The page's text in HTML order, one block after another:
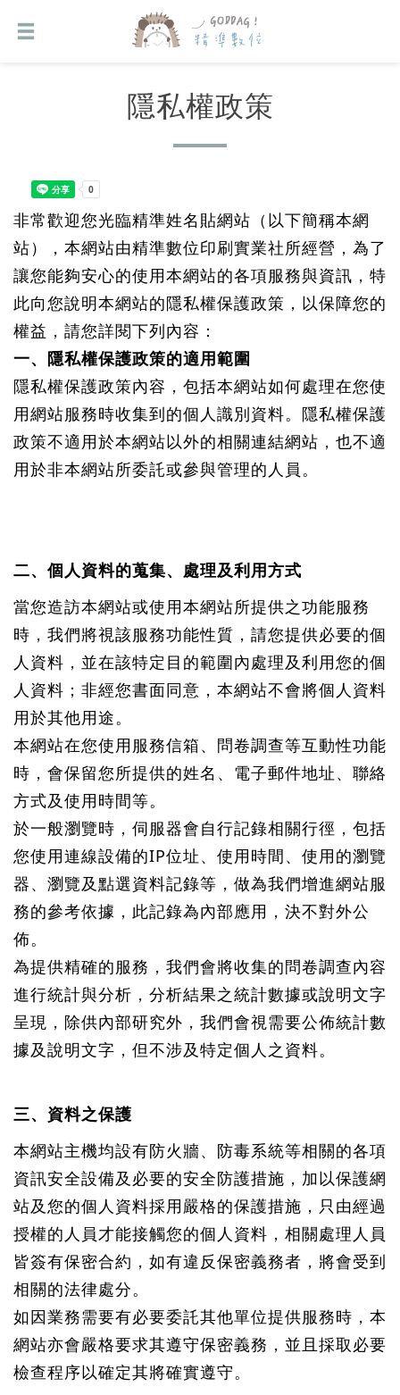
隱私權政策
非常歡迎您光臨精準姓名貼網站（以下簡稱本網
站），本網站由精準數位印刷實業社所經營，為了
讓您能夠安心的使用本網站的各項服務與資訊，特
此向您說明本網站的隱私權保護政策，以保障您的
權益，請您詳閱下列內容：
一、隱私權保護政策的適用範圍
隱私權保護政策內容，包括本網站如何處理在您使
用網站服務時收集到的個人識別資料。隱私權保護
政策不適用於本網站以外的相關連結網站，也不適
用於非本網站所委託或參與管理的人員。
二、個人資料的蒐集、處理及利用方式
當您造訪本網站或使用本網站所提供之功能服務
時，我們將視該服務功能性質，請您提供必要的個
人資料，並在該特定目的範圍內處理及利用您的個
人資料；非經您書面同意，本網站不會將個人資料
用於其他用途。
本網站在您使用服務信箱、問卷調查等互動性功能
時，會保留您所提供的姓名、電子郵件地址、聯絡
方式及使用時間等。
於一般瀏覽時，伺服器會自行記錄相關行徑，包括
您使用連線設備的IP位址、使用時間、使用的瀏覽
器、瀏覽及點選資料記錄等，做為我們增進網站服
務的參考依據，此記錄為內部應用，決不對外公
佈。
為提供精確的服務，我們會將收集的問卷調查內容
進行統計與分析，分析結果之統計數據或說明文字
呈現，除供內部研究外，我們會視需要公佈統計數
據及說明文字，但不涉及特定個人之資料。
三、資料之保護
本網站主機均設有防火牆、防毒系統等相關的各項
資訊安全設備及必要的安全防護措施，加以保護網
站及您的個人資料採用嚴格的保護措施，只由經過
授權的人員才能接觸您的個人資料，相關處理人員
皆簽有保密合約，如有違反保密義務者，將會受到
相關的法律處分。
如因業務需要有必要委託其他單位提供服務時，本
網站亦會嚴格要求其遵守保密義務，並且採取必要
檢查程序以確定其將確實遵守。